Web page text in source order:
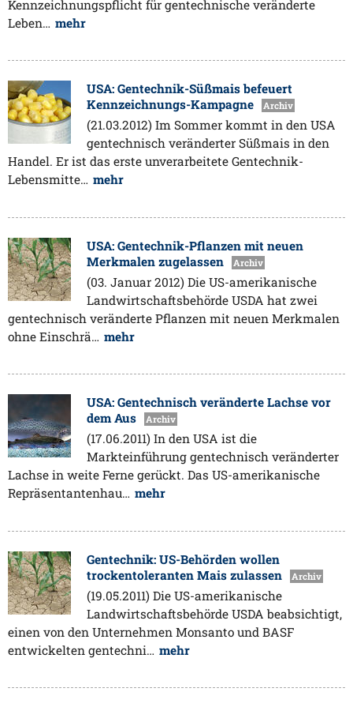
Kennzeichnungspflicht für gentechnische veränderte
Leben… mehr
USA: Gentechnik-Süßmais befeuert
Kennzeichnungs-Kampagne
Archiv
(21.03.2012) Im Sommer kommt in den USA
gentechnisch veränderter Süßmais in den
Handel. Er ist das erste unverarbeitete Gentechnik-
Lebensmitte… mehr
USA: Gentechnik-Pflanzen mit neuen
Merkmalen zugelassen
Archiv
(03. Januar 2012) Die US-amerikanische
Landwirtschaftsbehörde USDA hat zwei
gentechnisch veränderte Pflanzen mit neuen Merkmalen
ohne Einschrä… mehr
USA: Gentechnisch veränderte Lachse vor
dem Aus
Archiv
(17.06.2011) In den USA ist die
Markteinführung gentechnisch veränderter
Lachse in weite Ferne gerückt. Das US-amerikanische
Repräsentantenhau… mehr
Gentechnik: US-Behörden wollen
trockentoleranten Mais zulassen
Archiv
(19.05.2011) Die US-amerikanische
Landwirtschaftsbehörde USDA beabsichtigt,
einen von den Unternehmen Monsanto und BASF
entwickelten gentechni… mehr